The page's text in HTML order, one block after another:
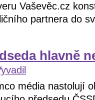
Vaševěc.cz
partnera do
hlavně
média nastolují